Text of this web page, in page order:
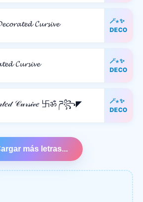
𝓒𝓾𝓻𝓼𝓲𝓿𝓮
🪄⋆✨
DECO
𝓒𝓾𝓻𝓼𝓲𝓿𝓮
🪄⋆✨
DECO
𝒞𝓊𝓇𝓈𝒾𝓋𝑒 卐ॐ ཌ꧂◤
🪄⋆✨
DECO
más letras...